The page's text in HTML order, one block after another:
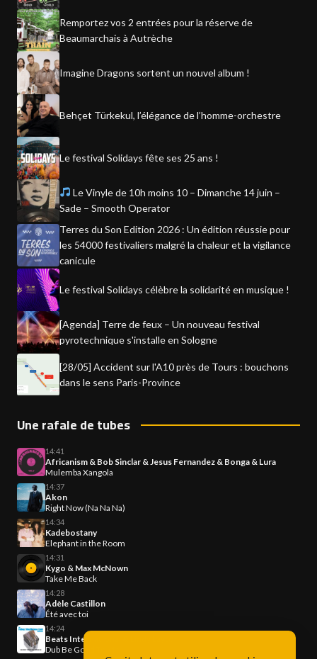
Remportez vos 2 entrées pour la réserve de
Beaumarchais à Autrèche
Imagine Dragons sortent un nouvel album !
Behçet Türkekul, l’élégance de l’homme-orchestre
Le festival Solidays fête ses 25 ans !
Le Vinyle de 10h moins 10 – Dimanche 14 juin –
Sade – Smooth Operator
Terres du Son Edition 2026 : Un édition réussie pour
les 54000 festivaliers malgré la chaleur et la vigilance
canicule
Le festival Solidays célèbre la solidarité en musique !
[Agenda] Terre de feux – Un nouveau festival
pyrotechnique s'installe en Sologne
[28/05] Accident sur l'A10 près de Tours : bouchons
dans le sens Paris-Province
Une rafale de tubes
14:41
Africanism & Bob Sinclar & Jesus Fernandez & Bonga & Lura
Mulemba Xangola
14:37
Akon
Right Now (Na Na Na)
14:34
Kadebostany
Elephant in the Room
14:31
Kygo & Max McNown
Take Me Back
14:28
Adèle Castillon
Été avec toi
14:24
Beats International & Lindy Layton
Dub Be Good To Me